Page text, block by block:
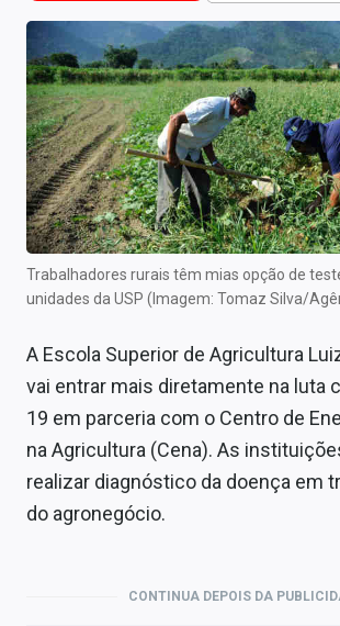
Cotações
Comprar ou vender?
Carteiras Recomendadas
Central de Dividendos
Central de Fundos Imobiliários
Central dos IPOs
Renda Fixa
Finanças Pessoais
Economia
Trabalhadores rurais têm mias opção de
unidades da USP (Imagem: Tomaz Silva/
A Escola Superior de Agricultura
vai entrar mais diretamente na luta
19 em parceria com o Centro de
na Agricultura (Cena). As
realizar diagnóstico da doença em
do agronegócio.
CONTINUA DEPOIS DA